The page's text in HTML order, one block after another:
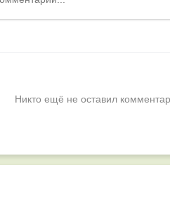
Никто ещё не оставил